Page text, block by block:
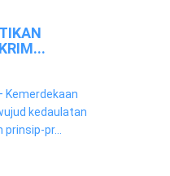
Kemerdekaan
kedaulatan
pr...